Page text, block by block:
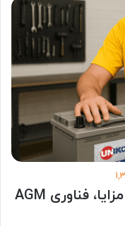
باتری استارت استپ چیست؟ مزایا، فناوری AGM